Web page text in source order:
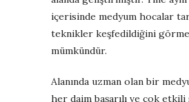
içerisinde medyum hocalar
teknikler keşfedildiğini
mümkündür.
Alanında uzman olan bir
her daim başarılı ve çok